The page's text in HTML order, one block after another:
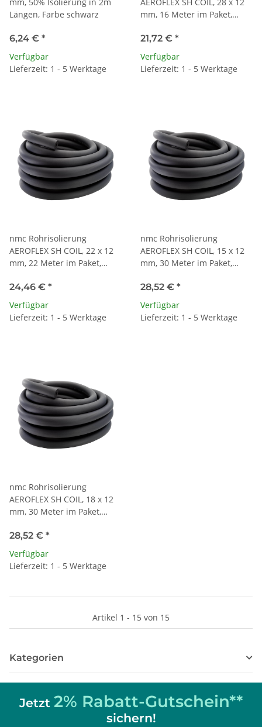
Längen, Farbe schwarz
6,24 € *
Verfügbar
Lieferzeit: 1 - 5 Werktage
mm, 16 Meter im Paket,
21,72 € *
Verfügbar
Lieferzeit: 1 - 5 Werktage
nmc Rohrisolierung
AEROFLEX SH COIL, 22 x 12
mm, 22 Meter im Paket,
24,46 € *
Verfügbar
Lieferzeit: 1 - 5 Werktage
nmc Rohrisolierung
AEROFLEX SH COIL, 15 x 12
mm, 30 Meter im Paket,
28,52 € *
Verfügbar
Lieferzeit: 1 - 5 Werktage
nmc Rohrisolierung
AEROFLEX SH COIL, 18 x 12
mm, 30 Meter im Paket,
28,52 € *
Verfügbar
Lieferzeit: 1 - 5 Werktage
Artikel 1 - 15 von 15
Kategorien
Jetzt 2% Rabatt-Gutschein**
sichern!